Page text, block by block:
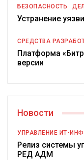
БЕЗОПАСНОСТЬ
Устранение
СРЕДСТВА
Платформа
версии
Новости
УПРАВЛЕНИЕ ИТ-
Релиз системы
РЕД АДМ